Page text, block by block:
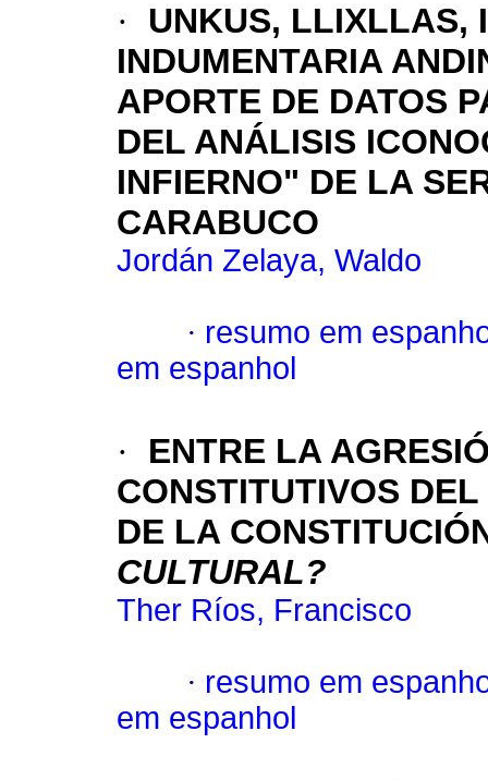
·
UNKUS, LLIXLLAS,
INDUMENTARIA
APORTE DE DATOS
DEL ANÁLISIS
INFIERNO" DE LA
CARABUCO
Jordán Zelaya, Waldo
· resumo em
em espanhol
·
ENTRE LA
CONSTITUTIVOS
DE LA
CULTURAL?
Ther Ríos, Francisco
· resumo em
em espanhol